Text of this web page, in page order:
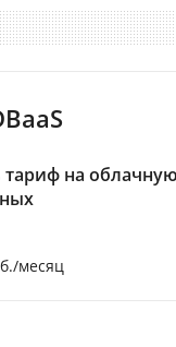
тариф на
месяц